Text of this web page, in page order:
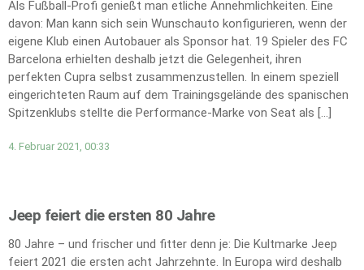
Als Fußball-Profi genießt man etliche Annehmlichkeiten. Eine
davon: Man kann sich sein Wunschauto konfigurieren, wenn der
eigene Klub einen Autobauer als Sponsor hat. 19 Spieler des FC
Barcelona erhielten deshalb jetzt die Gelegenheit, ihren
perfekten Cupra selbst zusammenzustellen. In einem speziell
eingerichteten Raum auf dem Trainingsgelände des spanischen
Spitzenklubs stellte die Performance-Marke von Seat als […]
4. Februar 2021, 00:33
Jeep feiert die ersten 80 Jahre
80 Jahre – und frischer und fitter denn je: Die Kultmarke Jeep
feiert 2021 die ersten acht Jahrzehnte. In Europa wird deshalb